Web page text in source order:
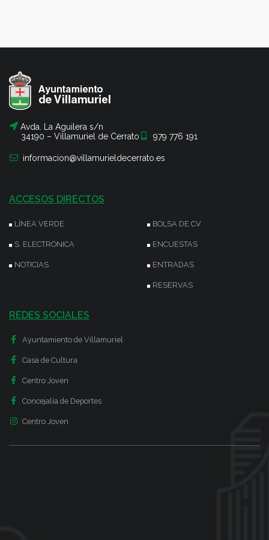
Avda. La Aguilera s/n
34190 – Villamuriel de Cerrato
979 776 191
informacion@villamurieldecerrato.es
ACCESOS DIRECTOS
LÍNEA VERDE
S. ELECTRÓNICA
NOTICIAS
BOLSA DE CV
ENCUESTAS
ENTRADAS
RESERVAS
REDES SOCIALES
Ayuntamiento de Villamuriel
Casa de Cultura
Centro Joven
Concejalía de Deportes
Centro Joven